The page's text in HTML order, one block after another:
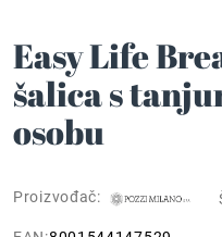
Easy Life
šalica s
osobu
Proizvođač: